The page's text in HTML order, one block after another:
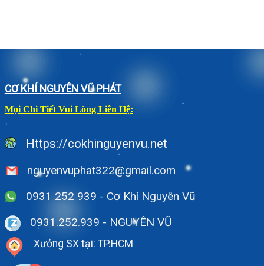
CƠ KHÍ NGUYÊN VŨ PHÁT
Mọi Chi Tiết Vui Lòng Liên Hệ:
Https://cokhinguyenvu.net
nguyenvuphat322@gmail.com
0931 252 939 - Cơ Khí Nguyên Vũ
0931.252.939 - NGUYÊN VŨ
Xưởng SX tại: TP.HCM